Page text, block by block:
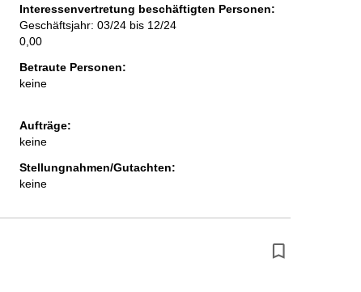
Interessenvertretung beschäftigten Personen:
Geschäftsjahr: 03/24 bis 12/24
0,00
Betraute Personen:
keine
Aufträge:
keine
Stellungnahmen/Gutachten:
keine